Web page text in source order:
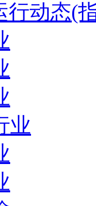
行动态(
业